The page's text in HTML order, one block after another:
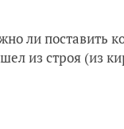
ли поставить
из строя (из